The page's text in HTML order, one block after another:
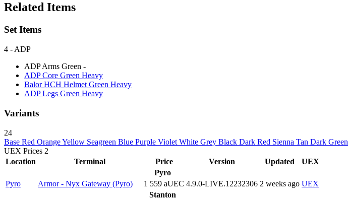
Related Items
Set Items
4 - ADP
ADP Arms Green -
ADP Core Green Heavy
Balor HCH Helmet Green Heavy
ADP Legs Green Heavy
Variants
24
Base Red OrangeYellow Seagreen Blue Purple Violet White Grey Black Dark Red Sienna Tan Dark Green
UEX Prices 2
Location
Terminal Price Version Updated
UEX
Pyro
Pyro
Armor - Nyx Gateway (Pyro) 1 559 aUEC 4.9.0-LIVE.12232306 2 weeks ago UEX
Stanton